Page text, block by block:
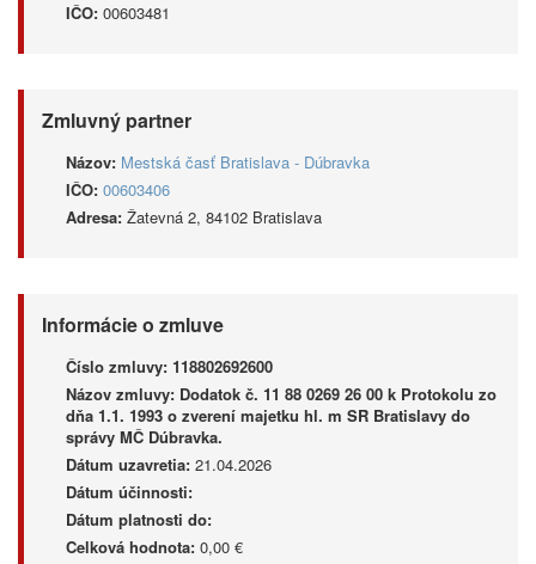
IČO: 00603481
Zmluvný partner
Názov: Mestská časť Bratislava - Dúbravka
IČO: 00603406
Adresa: Žatevná 2, 84102 Bratislava
Informácie o zmluve
Číslo zmluvy: 118802692600
Názov zmluvy: Dodatok č. 11 88 0269 26 00 k Protokolu zo
dňa 1.1. 1993 o zverení majetku hl. m SR Bratislavy do
správy MČ Dúbravka.
Dátum uzavretia: 21.04.2026
Dátum účinnosti:
Dátum platnosti do:
Celková hodnota: 0,00 €